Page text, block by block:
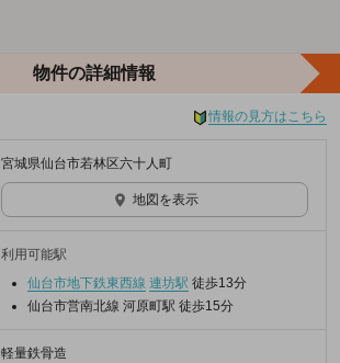
物件の詳細情報
情報の見方はこちら
宮城県仙台市若林区六十人町
地図を表示
利用可能駅
仙台市地下鉄東西線 連坊駅 徒歩13分
仙台市営南北線 河原町駅 徒歩15分
軽量鉄骨造